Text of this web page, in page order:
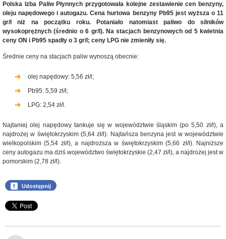
Polska Izba Paliw Płynnych przygotowała kolejne zestawienie cen benzyny,
oleju napędowego i autogazu. Cena hurtowa benzyny Pb95 jest wyższa o 11
gr/l niż na początku roku. Potaniało natomiast paliwo do silników
wysokoprężnych (średnio o 6 gr/l). Na stacjach benzynowych od 5 kwietnia
ceny ON i Pb95 spadły o 3 gr/l; ceny LPG nie zmieniły się.
Średnie ceny na stacjach paliw wynoszą obecnie:
olej napędowy: 5,56 zł/l;
Pb95: 5,59 zł/l;
LPG: 2,54 zł/l.
Najtaniej olej napędowy tankuje się w województwie śląskim (po 5,50 zł/l), a
najdrożej w świętokrzyskim (5,64 zł/l). Najtańsza benzyna jest w województwie
wielkopolskim (5,54 zł/l), a najdroższa w świętokrzyskim (5,66 zł/l). Najniższe
ceny autogazu ma dziś województwo świętokrzyskie (2,47 zł/l), a najdrożej jest w
pomorskim (2,78 zł/l).
f Udostępnij